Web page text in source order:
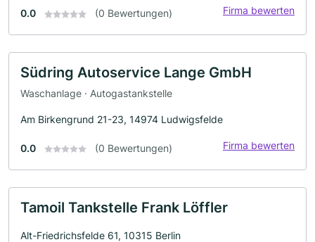
0.0 (0 Bewertungen) Firma bewerten
Südring Autoservice Lange GmbH
Waschanlage · Autogastankstelle
Am Birkengrund 21-23, 14974 Ludwigsfelde
0.0 (0 Bewertungen) Firma bewerten
Tamoil Tankstelle Frank Löffler
Alt-Friedrichsfelde 61, 10315 Berlin